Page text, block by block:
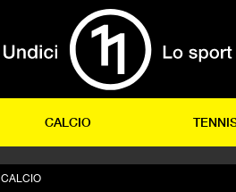
CALCIO
CALCIO